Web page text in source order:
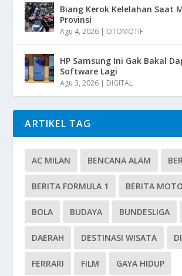
Biang Kerok Kelelahan Saat
Provinsi
Agu 4, 2026 | OTOMOTIF
HP Samsung Ini Gak Bakal
Software Lagi
Agu 3, 2026 | DIGITAL
ARTIKEL TAG
AC MILAN BENCANA ALAM
BERITA FORMULA 1 BERITA
BOLA BUDAYA BUNDESLIGA
DAERAH DESTINASI WISATA
FERRARI FILM GAYA HIDUP